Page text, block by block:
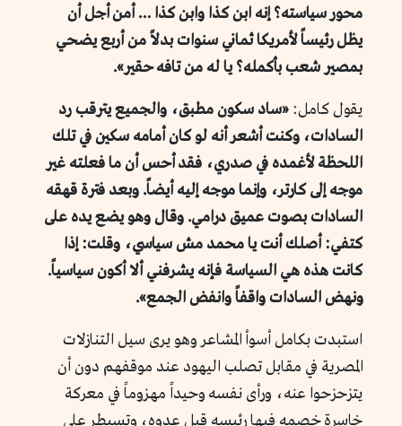
محور سياسته؟ إنه ابن كذا وابن كذا … أمن أجل أن
يظل رئيساً لأمريكا ثماني سنوات بدلاً من أربع يضحي
بمصير شعب بأكمله؟ يا له من تافه حقير».
يقول كامل: «ساد سكون مطبق، والجميع يترقب رد
السادات، وكنت أشعر أنه لو كان أمامه سكين في تلك
اللحظة لأغمده في صدري، فقد أحس أن ما فعلته غير
موجه إلى كارتر، وإنما موجه إليه أيضاً. وبعد فترة قهقه
السادات بصوت عمیق درامي. وقال وهو يضع يده على
كتفي: أصلك أنت يا محمد مش سياسي، وقلت: إذا
كانت هذه هي السياسة فإنه يشرفني ألا أكون سياسياً.
ونهض السادات واقفاً وانفض الجمع».
استبدت بكامل أسوأ المشاعر وهو يرى سيل التنازلات
المصرية في مقابل تصلب اليهود عند موقفهم دون أن
يتزحزحوا عنه، ورأى نفسه وحيداً مهزوماً في معركة
خاسرة خصمه فيها رئيسه قبل عدوه، وتسيطر على